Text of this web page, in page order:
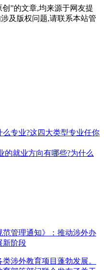
”的文章,均来源于网友提
及版权问题,请联系本站管
么专业?这四大类型专业任你
的就业方向有哪些?为什么
管理通知》：推动涉外办
新阶段
涉外教育项目蓬勃发展。